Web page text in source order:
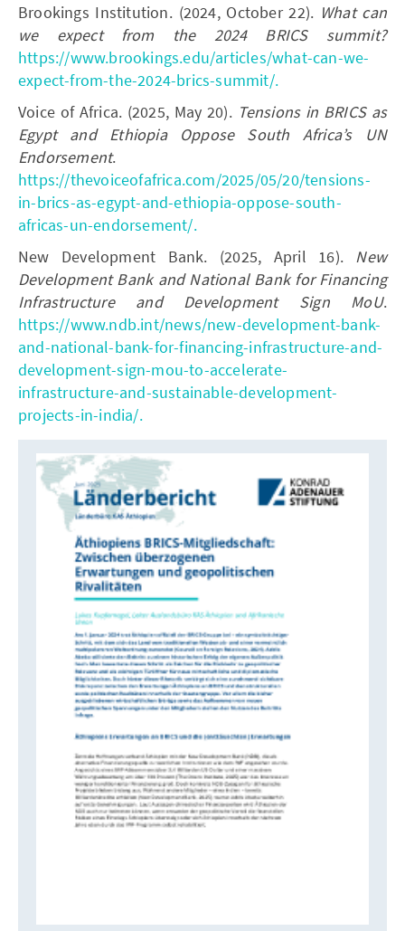
Brookings Institution. (2024, October 22). What can
we expect from the 2024 BRICS summit?
https://www.brookings.edu/articles/what-can-we-
expect-from-the-2024-brics-summit/.
Voice of Africa. (2025, May 20). Tensions in BRICS as
Egypt and Ethiopia Oppose South Africa’s UN
Endorsement.
https://thevoiceofafrica.com/2025/05/20/tensions-
in-brics-as-egypt-and-ethiopia-oppose-south-
africas-un-endorsement/.
New Development Bank. (2025, April 16). New
Development Bank and National Bank for Financing
Infrastructure and Development Sign MoU.
https://www.ndb.int/news/new-development-bank-
and-national-bank-for-financing-infrastructure-and-
development-sign-mou-to-accelerate-
infrastructure-and-sustainable-development-
projects-in-india/.